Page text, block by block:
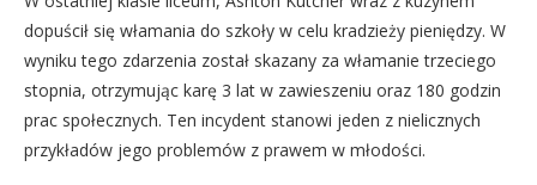
dopuścił się włamania do szkoły w celu kradzieży pieniędzy. W
wyniku tego zdarzenia został skazany za włamanie trzeciego
stopnia, otrzymując karę 3 lat w zawieszeniu oraz 180 godzin
prac społecznych. Ten incydent stanowi jeden z nielicznych
przykładów jego problemów z prawem w młodości.